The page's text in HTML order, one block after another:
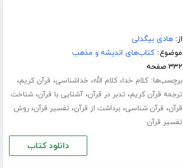
از:هادی بیگدلی
موضوع:کتاب‌های اندیشه و مذهب
۳۳۲ صفحه
برچسب‌ها:کلام خدا،کلام الله، خداشناسی، قرآن کریم،
ترجمه قرآن کریم، تدبر در قرآن،آشنایی با قرآن،شناخت
قرآن، قرآن شناسی،برداشت از قرآن، تفسیر قرآن،روش
تفسیر قرآن
دانلود کتاب